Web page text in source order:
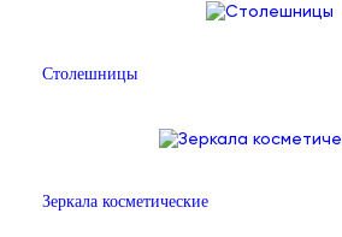
Столешницы
Зеркала косметические